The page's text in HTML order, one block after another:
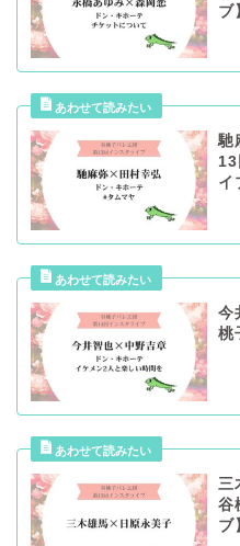
ブ
馳
13
イ
今
桃
三
谷
ブ